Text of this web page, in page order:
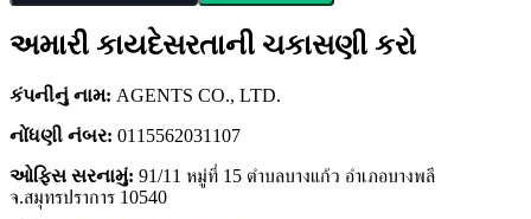
અમારી કાયદેસરતાની ચકાસણી કરો
કંપનીનું નામ: AGENTS CO., LTD.
નોંધણી નંબર: 0115562031107
ઓફિસ સરનામું: 91/11 หมู่ที่ 15 ตำบลบางแก้ว อำเภอบางพลี
จ.สมุทรปราการ 10540